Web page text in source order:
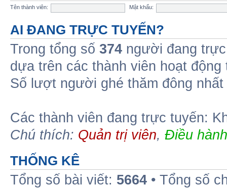
Tên thành viên:
Mật khẩu:
AI ĐANG TRỰC TUYẾN?
Trong tổng số 374 người đang
dựa trên các thành viên hoạt
Số lượt người ghé thăm đông
Các thành viên đang trực tuyến:
Chú thích: Quản trị viên, Điều
THỐNG KÊ
Tổng số bài viết: 5664 • Tổng số